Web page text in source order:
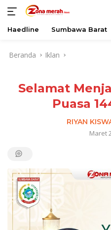
Haedline Sumbawa Barat
Beranda Iklan
Selamat
Puasa
RIYAN
Maret